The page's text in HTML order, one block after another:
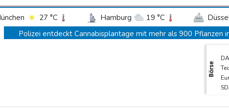
27 °C Hamburg 19 °C
Potsdam 22 °C Leipzig 25 °C
Bremen
Polizei entdeckt Cannabisplantage mit mehr als 900 Pflanzen
Sicherheitskreise vermuten russische Kampagne hinter
Papst Leo XIV. will bei Frankreich-Besuch Missbrauchsopfer
Nationaler Sicherheitsrat mit Merz tagt zu Drohnenvorfall in
Börse